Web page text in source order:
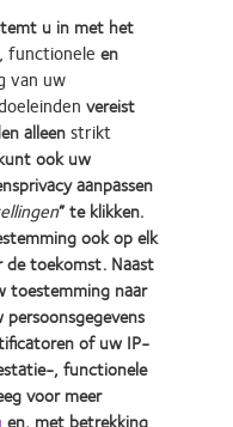
customer-retention-tips-for-
online in five years,
industries/health-public-
online-in-five-years-
Learn
more
about
2012
REBRAND
100®
Global
Award
(2012)
voor consumenten
u in met het
functionele en
van uw
vereist
alleenstrikt
ook uw
aanpassen
” te klikken.
ook op elk
toekomst. Naast
toestemming naar
of uw IP-
, functionele
voor meer